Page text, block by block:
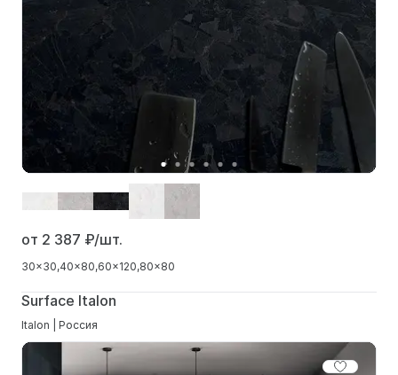
от 2 387 ₽/шт.
30x30 40x80 60x120 80x80
Surface Italon
Italon | Россия